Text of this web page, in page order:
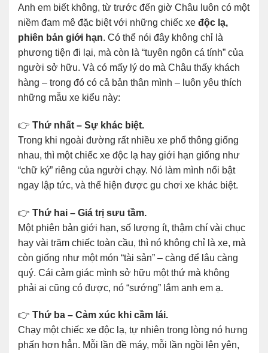
Anh em biết không, từ trước đến giờ Châu luôn có một
niềm đam mê đặc biệt với những chiếc xe độc lạ,
phiên bản giới hạn. Có thể nói đây không chỉ là
phương tiện đi lại, mà còn là “tuyên ngôn cá tính” của
người sở hữu. Và có mấy lý do mà Châu thấy khách
hàng – trong đó có cả bản thân mình – luôn yêu thích
những mẫu xe kiểu này:
👉 Thứ nhất – Sự khác biệt.
Trong khi ngoài đường rất nhiều xe phổ thông giống
nhau, thì một chiếc xe độc lạ hay giới hạn giống như
“chữ ký” riêng của người chạy. Nó làm mình nổi bật
ngay lập tức, và thể hiện được gu chơi xe khác biệt.
👉 Thứ hai – Giá trị sưu tầm.
Một phiên bản giới hạn, số lượng ít, thậm chí vài chục
hay vài trăm chiếc toàn cầu, thì nó không chỉ là xe, mà
còn giống như một món “tài sản” – càng để lâu càng
quý. Cái cảm giác mình sở hữu một thứ mà không
phải ai cũng có được, nó “sướng” lắm anh em ạ.
👉 Thứ ba – Cảm xúc khi cầm lái.
Chạy một chiếc xe độc lạ, tự nhiên trong lòng nó hưng
phấn hơn hẳn. Mỗi lần đề máy, mỗi lần ngồi lên yên,